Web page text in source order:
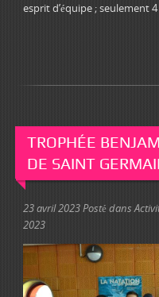
esprit d’équipe ; seulement
TROPHÉE
DE SAINT
23 avril 2023Posté dans
2023